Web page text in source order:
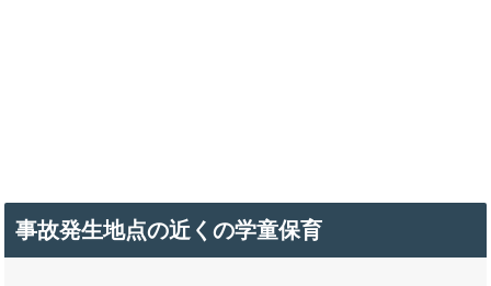
事故発生地点の近くの学童保育